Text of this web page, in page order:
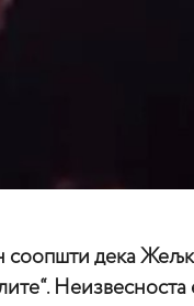
соопшти дека
Неизвесноста